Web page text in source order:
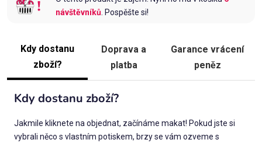
návštěvníků. Pospěšte si!
Kdy dostanu
zboží?
Doprava a
platba
Garance vrácení
peněz
Kdy dostanu zboží?
Jakmile kliknete na objednat, začínáme makat! Pokud jste si
vybrali něco s vlastním potiskem, brzy se vám ozveme s